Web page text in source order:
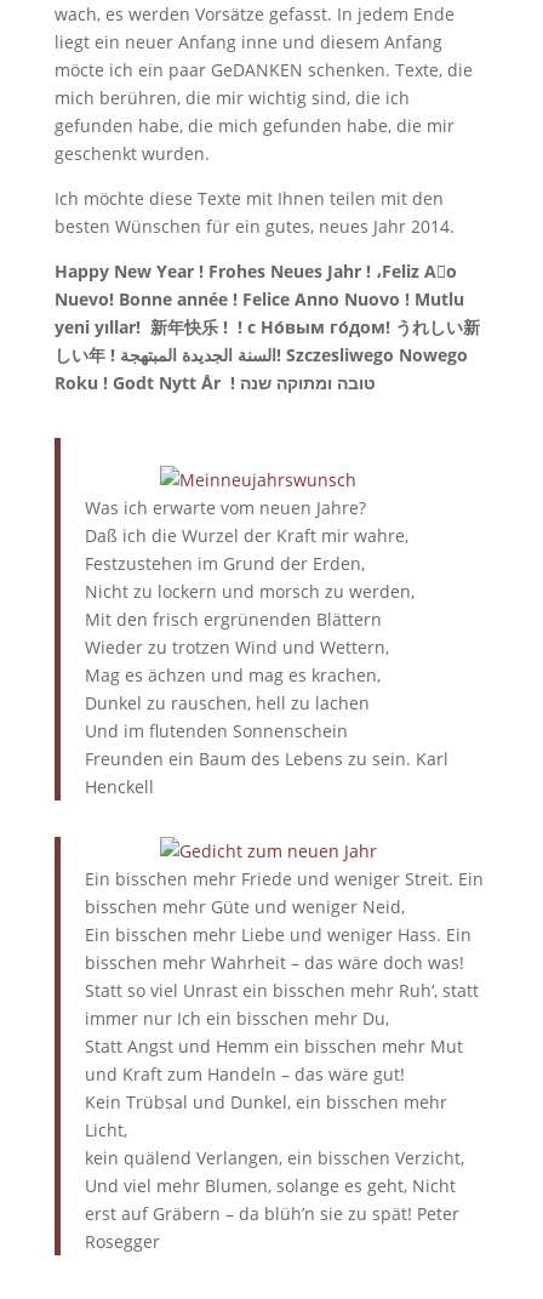
wach, es werden Vorsätze gefasst. In jedem Ende
liegt ein neuer Anfang inne und diesem Anfang
möcte ich ein paar GeDANKEN schenken. Texte, die
mich berühren, die mir wichtig sind, die ich
gefunden habe, die mich gefunden habe, die mir
geschenkt wurden.
Ich möchte diese Texte mit Ihnen teilen mit den
besten Wünschen für ein gutes, neues Jahr 2014.
Happy New Year ! Frohes Neues Jahr ! ،Feliz Aٌo
Nuevo! Bonne année ! Felice Anno Nuovo ! Mutlu
yeni yıllar! 新年快乐 ! ! с Но́вым го́дом! うれしい新
しい年 ! السنة الجديدة المبتهجة! Szczesliwego Nowego
Roku ! Godt Nytt År ! טובה ומתוקה שנה
Was ich erwarte vom neuen Jahre?
Daß ich die Wurzel der Kraft mir wahre,
Festzustehen im Grund der Erden,
Nicht zu lockern und morsch zu werden,
Mit den frisch ergrünenden Blättern
Wieder zu trotzen Wind und Wettern,
Mag es ächzen und mag es krachen,
Dunkel zu rauschen, hell zu lachen
Und im flutenden Sonnenschein
Freunden ein Baum des Lebens zu sein. Karl
Henckell
Ein bisschen mehr Friede und weniger Streit. Ein
bisschen mehr Güte und weniger Neid,
Ein bisschen mehr Liebe und weniger Hass. Ein
bisschen mehr Wahrheit – das wäre doch was!
Statt so viel Unrast ein bisschen mehr Ruh‘, statt
immer nur Ich ein bisschen mehr Du,
Statt Angst und Hemm ein bisschen mehr Mut
und Kraft zum Handeln – das wäre gut!
Kein Trübsal und Dunkel, ein bisschen mehr
Licht,
kein quälend Verlangen, ein bisschen Verzicht,
Und viel mehr Blumen, solange es geht, Nicht
erst auf Gräbern – da blüh’n sie zu spät! Peter
Rosegger